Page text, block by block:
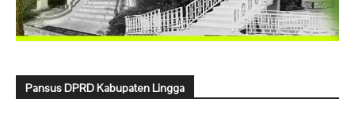
Pansus DPRD Kabupaten Lingga